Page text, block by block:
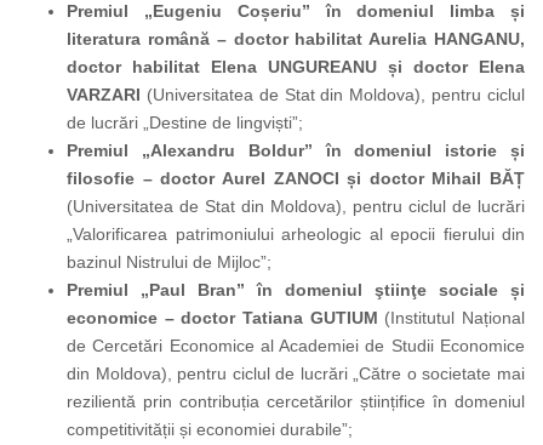
Premiul „Eugeniu Coșeriu”în domeniul limba și
literatura română – doctor habilitat Aurelia HANGANU,
doctor habilitat Elena UNGUREANU și doctor Elena
VARZARI (Universitatea de Stat din Moldova), pentru ciclul
de lucrări „Destine de lingviști”;
Premiul „Alexandru Boldur” în domeniul istorie și
filosofie – doctor Aurel ZANOCI și doctor Mihail BĂȚ
(Universitatea de Stat din Moldova), pentru ciclul de lucrări
„Valorificarea patrimoniului arheologic al epocii fierului din
bazinul Nistrului de Mijloc”;
Premiul „Paul Bran” în domeniul ştiinţe sociale și
economice – doctor Tatiana GUTIUM (Institutul Național
de Cercetări Economice al Academiei de Studii Economice
din Moldova), pentru ciclul de lucrări „Către o societate mai
rezilientă prin contribuția cercetărilor științifice în domeniul
competitivității și economiei durabile”;